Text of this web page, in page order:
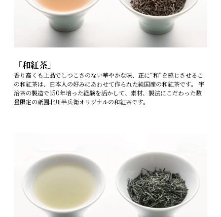
「和紅茶 」
香り高くも上品でしつこさのない華やかな味、正に“和”を感じさせるこ
の和紅茶は、日本人の好みにあわせて作られた純国産の和紅茶です。 宇
治茶の製造で150年培った経験を活かして、素材、製法にこだわった数
量限定の祇園北川半兵衛オリジナルの和紅茶です。